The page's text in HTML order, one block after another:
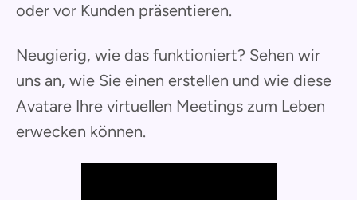
oder vor Kunden präsentieren.
Neugierig, wie das funktioniert? Sehen wir
uns an, wie Sie einen erstellen und wie diese
Avatare Ihre virtuellen Meetings zum Leben
erwecken können.